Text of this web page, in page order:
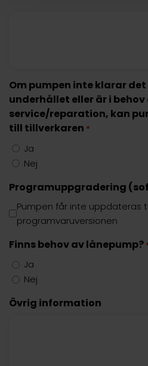
Om pumpen inte klarar
underhållet eller är i behov
service/reparation, kan
till tillverkaren *
Ja
Nej
Programuppgradering
Pumpen får inte uppdateras
programvaruversionen
Finns behov av lånepump?
Ja
Nej
Övrig information